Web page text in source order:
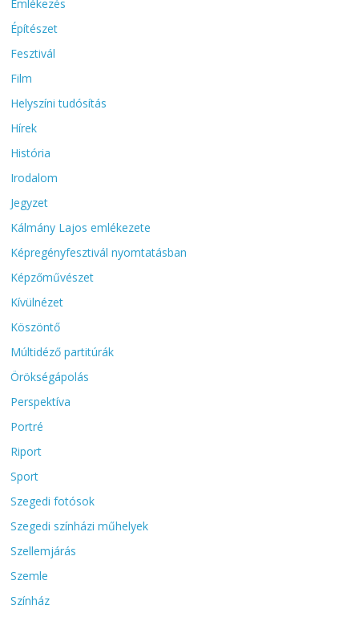
Emlékezés
Építészet
Fesztivál
Film
Helyszíni tudósítás
Hírek
História
Irodalom
Jegyzet
Kálmány Lajos emlékezete
Képregényfesztivál nyomtatásban
Képzőművészet
Kívülnézet
Köszöntő
Múltidéző partitúrák
Örökségápolás
Perspektíva
Portré
Riport
Sport
Szegedi fotósok
Szegedi színházi műhelyek
Szellemjárás
Szemle
Színház